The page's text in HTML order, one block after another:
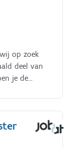
op zoek
deel van
je de